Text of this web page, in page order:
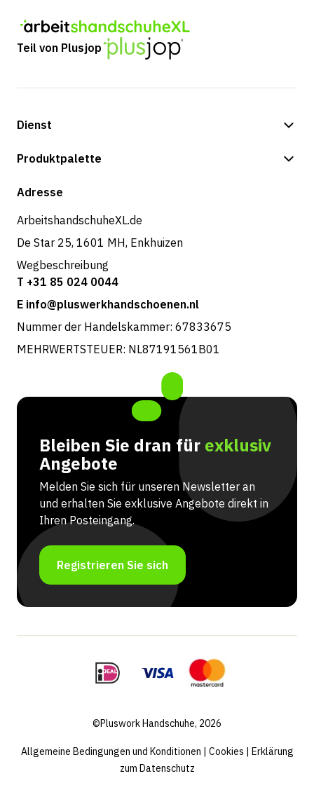
Teil von Plusjop
Dienst
Zahlungsmöglichkeiten
Rücksendungen und Service
Produktpalette
Shop
Adresse
ArbeitshandschuheXL.de
De Star 25, 1601 MH, Enkhuizen
Wegbeschreibung
T +31 85 024 0044
E info@pluswerkhandschoenen.nl
Nummer der Handelskammer: 67833675
MEHRWERTSTEUER: NL87191561B01
Bleiben Sie dran für exklusiv
Angebote
Melden Sie sich für unseren Newsletter an
und erhalten Sie exklusive Angebote direkt in
Ihren Posteingang.
Registrieren Sie sich
©Pluswork Handschuhe, 2026
Allgemeine Bedingungen und Konditionen | Cookies | Erklärung
zum Datenschutz